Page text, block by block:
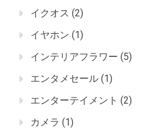
イクオス (2)
イヤホン (1)
インテリアフラワー (5)
エンタメセール (1)
エンターテイメント (2)
カメラ (1)